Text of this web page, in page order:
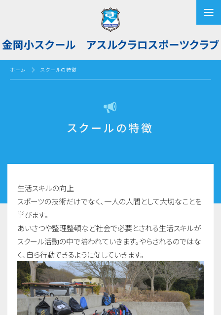
金岡小スクール アスルクラロスポーツクラブ
ホーム スクールの特徴
スクールの特徴
生活スキルの向上
スポーツの技術だけでなく、一人の人間として大切なことを
学びます。
あいさつや整理整頓など社会で必要とされる生活スキルが
スクール活動の中で培われていきます。やらされるのではな
く、自ら行動できるように促していきます。